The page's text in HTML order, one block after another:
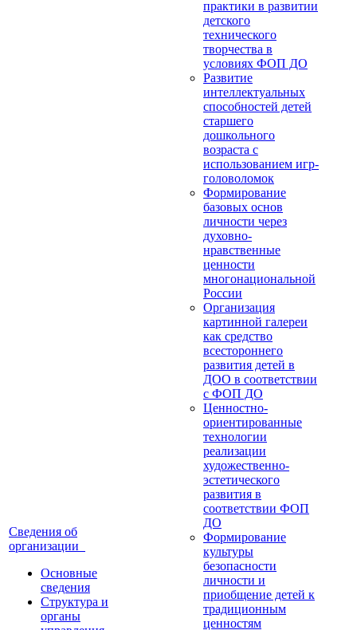
Сведения об
организации
Основные
сведения
Структура и
органы
практики в развитии
детского
технического
творчества в
условиях ФОП ДО
Развитие
интеллектуальных
способностей детей
старшего
дошкольного
возраста с
использованием игр-
головоломок
Формирование
базовых основ
личности через
духовно-
нравственные
ценности
многонациональной
России
Организация
картинной галереи
как средство
всестороннего
развития детей в
ДОО в соответствии
с ФОП ДО
Ценностно-
ориентированные
технологии
реализации
художественно-
эстетического
развития в
соответствии ФОП
ДО
Формирование
культуры
безопасности
личности и
приобщение детей к
традиционным
ценностям